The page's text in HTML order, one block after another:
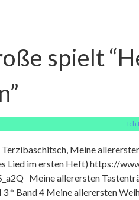
spielt
Ich
Terzibaschitsch, Meine
Lied im ersten Heft) https://
Meine allerersten
3 * Band 4 Meine allerersten